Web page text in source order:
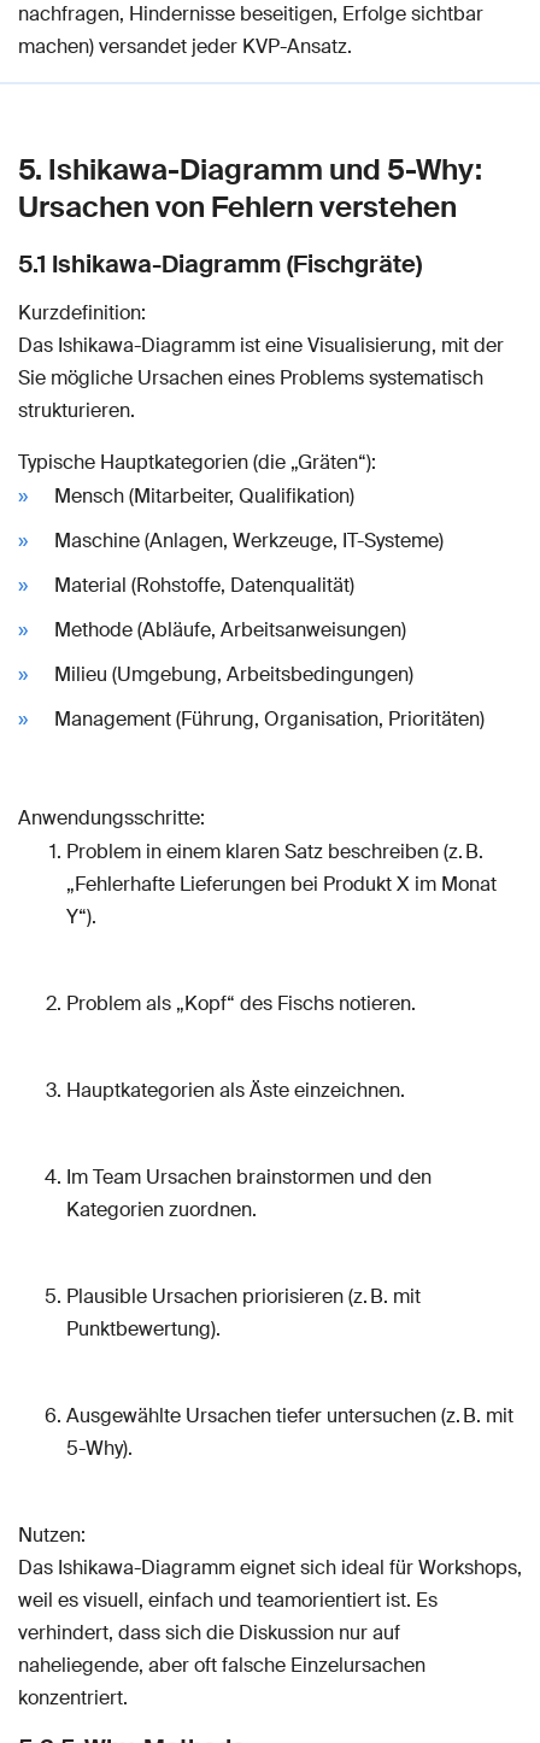
nachfragen, Hindernisse beseitigen, Erfolge sichtbar
machen) versandet jeder KVP-Ansatz.
5. Ishikawa-Diagramm und 5-Why:
Ursachen von Fehlern verstehen
5.1 Ishikawa-Diagramm (Fischgräte)
Kurzdefinition:
Das Ishikawa-Diagramm ist eine Visualisierung, mit der
Sie mögliche Ursachen eines Problems systematisch
strukturieren.
Typische Hauptkategorien (die „Gräten“):
Mensch (Mitarbeiter, Qualifikation)
Maschine (Anlagen, Werkzeuge, IT-Systeme)
Material (Rohstoffe, Datenqualität)
Methode (Abläufe, Arbeitsanweisungen)
Milieu (Umgebung, Arbeitsbedingungen)
Management (Führung, Organisation, Prioritäten)
Anwendungsschritte:
Problem in einem klaren Satz beschreiben (z. B.
„Fehlerhafte Lieferungen bei Produkt X im Monat
Y“).
Problem als „Kopf“ des Fischs notieren.
Hauptkategorien als Äste einzeichnen.
Im Team Ursachen brainstormen und den
Kategorien zuordnen.
Plausible Ursachen priorisieren (z. B. mit
Punktbewertung).
Ausgewählte Ursachen tiefer untersuchen (z. B. mit
5-Why).
Nutzen:
Das Ishikawa-Diagramm eignet sich ideal für Workshops,
weil es visuell, einfach und teamorientiert ist. Es
verhindert, dass sich die Diskussion nur auf
naheliegende, aber oft falsche Einzelursachen
konzentriert.